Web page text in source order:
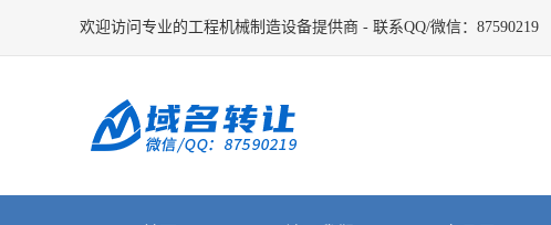
欢迎访问专业的工程机械制造设备提供商 - 联系QQ/微信：87590219